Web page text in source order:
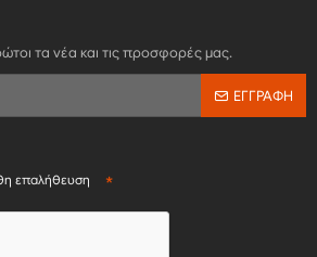
τα νέα και τις προσφορές μας.
ΕΓΓΡΑΦΉ
επαλήθευση